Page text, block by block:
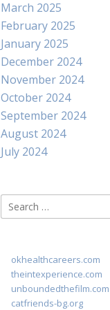
March 2025
February 2025
January 2025
December 2024
November 2024
October 2024
September 2024
August 2024
July 2024
Search
for:
okhealthcareers.com
theintexperience.com
unboundedthefilm.com
catfriends-bg.org